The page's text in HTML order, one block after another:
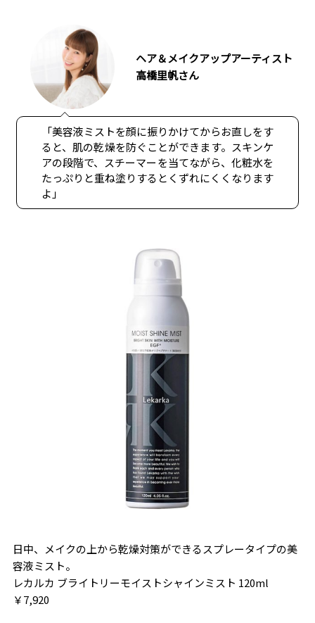
ヘア＆メイクアップアーティスト
高橋里帆さん
「美容液ミストを顔に振りかけてからお直しをす
ると、肌の乾燥を防ぐことができます。スキンケ
アの段階で、スチーマーを当てながら、化粧水を
たっぷりと重ね塗りするとくずれにくくなります
よ」
日中、メイクの上から乾燥対策ができるスプレータイプの美
容液ミスト。
レカルカ ブライトリーモイストシャインミスト 120ml
￥7,920